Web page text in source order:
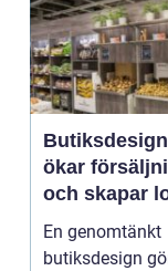
ökar
och skapar
kunder
En genomtänkt
butiksdesign